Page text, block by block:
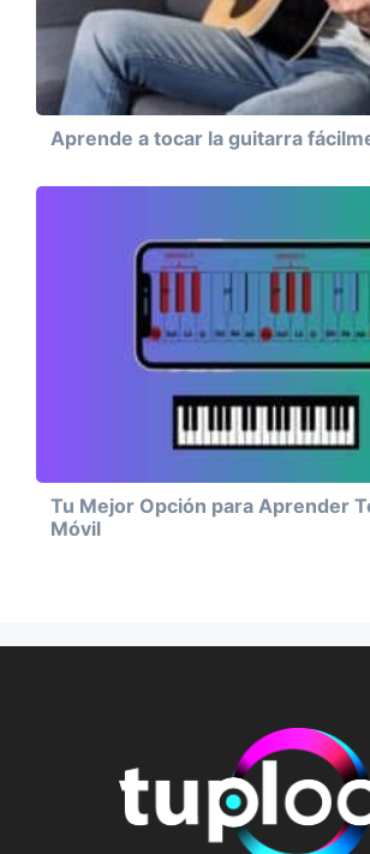
Aprende a tocar la guitarra
Tu Mejor Opción para Aprender
Móvil